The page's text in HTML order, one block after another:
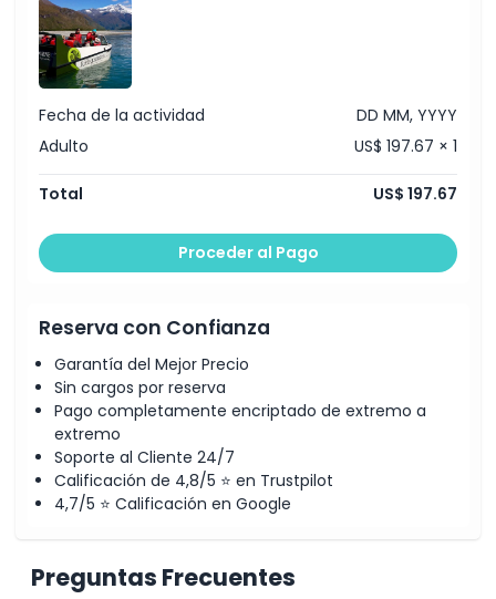
Ubicación
Fecha de la actividad
DD MM, YYYY
Adulto
US$ 197.67 × 1
Total US$ 197.67
Proceder al Pago
Reserva con Confianza
Garantía del Mejor Precio
Sin cargos por reserva
Pago completamente encriptado de extremo a
extremo
Soporte al Cliente 24/7
Calificación de 4,8/5 ⭐ en Trustpilot
4,7/5 ⭐ Calificación en Google
Preguntas Frecuentes